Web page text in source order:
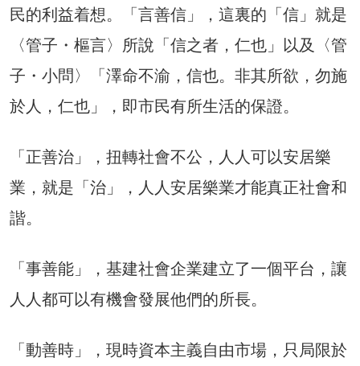
民的利益着想。「言善信」，這裏的「信」就是
〈管子・樞言〉所說「信之者，仁也」以及〈管
子・小問〉「澤命不渝，信也。非其所欲，勿施
於人，仁也」，即市民有所生活的保證。
「正善治」，扭轉社會不公，人人可以安居樂
業，就是「治」，人人安居樂業才能真正社會和
諧。
「事善能」，基建社會企業建立了一個平台，讓
人人都可以有機會發展他們的所長。
「動善時」，現時資本主義自由市場，只局限於